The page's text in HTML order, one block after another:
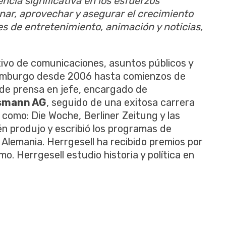
aprovechar y asegurar el crecimiento
de entretenimiento, animación y noticias,
de comunicaciones, asuntos públicos y
desde 2006 hasta comienzos de
prensa en jefe, encargado de
AG, seguido de una exitosa carrera
Die Woche, Berliner Zeitung y las
produjo y escribió los programas de
Herrgesell ha recibido premios por
Herrgesell estudio historia y política en